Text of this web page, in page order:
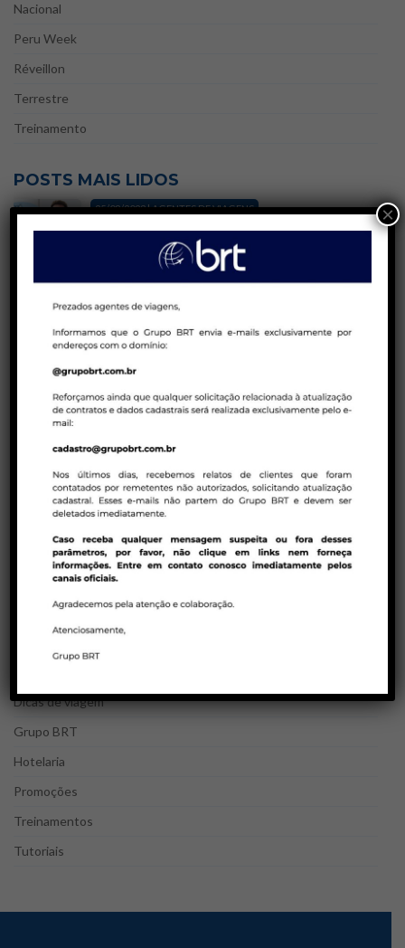
Nacional
Peru Week
Réveillon
Terrestre
Treinamento
POSTS MAIS LIDOS
25/08/2023 | AGENTES DE VIAGENS
Blá, blá, blá! Agente de Viagens | Gatilhos
mentais e técnicas de persuasão na
venda de pacotes de viagens!
Tarifas promocionais em executiva – Air
Canada
23/01/2023 | BRT CONSOLIDADORA
Política de ADMs Latam para reservas em
duplicidades
Agentes de viagens
Bloqueios Egito
BRT Consolidadora
BRT Operadora
Campanhas de vendas
Dicas de viagem
Grupo BRT
Hotelaria
Promoções
Treinamentos
Tutoriais
×